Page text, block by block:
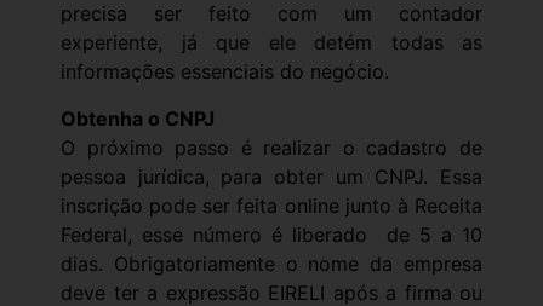
precisa ser feito com um contador
experiente, já que ele detém todas as
informações essenciais do negócio.
Obtenha o CNPJ
O próximo passo é realizar o cadastro de
pessoa jurídica, para obter um CNPJ. Essa
inscrição pode ser feita online junto à Receita
Federal, esse número é liberado de 5 a 10
dias. Obrigatoriamente o nome da empresa
deve ter a expressão EIRELI após a firma ou